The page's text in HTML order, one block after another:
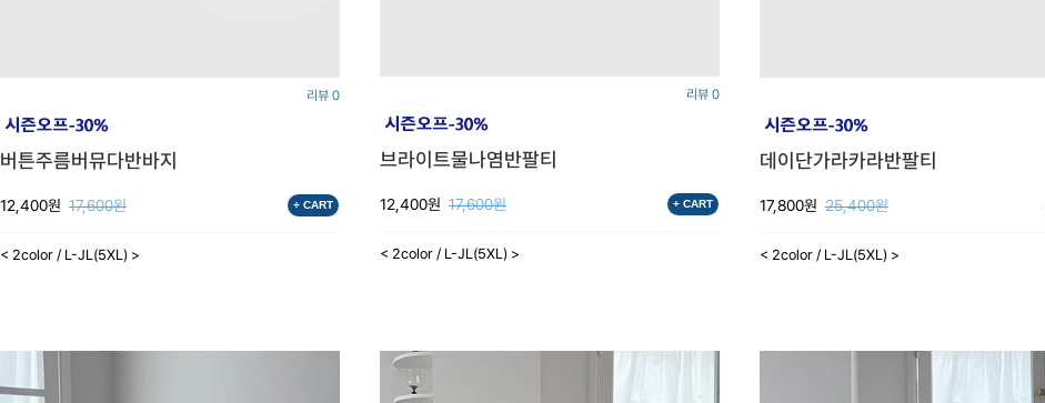
리뷰 0
버튼주름버뮤다반바지
12,400원 17,600원 + CART
< 2color / L-JL(5XL) >
리뷰 0
브라이트물나염반팔티
12,400원 17,600원 + CART
< 2color / L-JL(5XL) >
데이단가라카라반팔티
17,800원 25,400원
< 2color / L-JL(5XL) >